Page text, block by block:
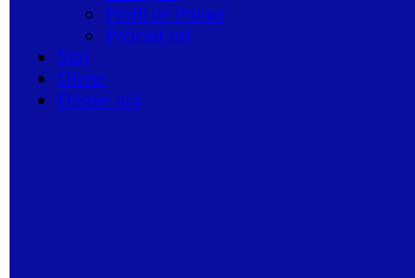
Profil de Primar
Podcast-uri
Stiri
Oferte
Despre noi